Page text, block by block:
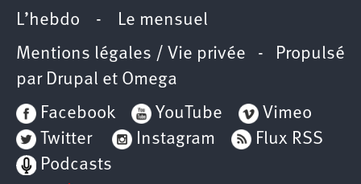
L’hebdo - Le mensuel
Mentions légales / Vie privée - Propulsé
par Drupal et Omega
Facebook
YouTube
Vimeo
Twitter
Instagram
Flux RSS
Podcasts